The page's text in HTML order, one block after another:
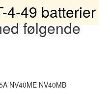
4-49 batterier
følgende
NV40ME NV40MB